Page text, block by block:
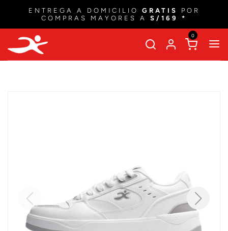
ENTREGA A DOMICILIO GRATIS
POR
COMPRAS MAYORES A S/169 *
0